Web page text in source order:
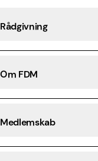
Rådgivning
Om FDM
Medlemskab